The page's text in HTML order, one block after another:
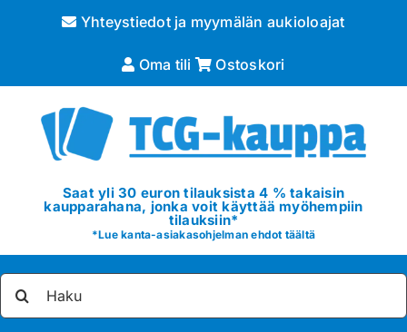
Yhteystiedot ja myymälän aukioloajat
Oma tili Ostoskori
Saat yli 30 euron tilauksista 4 % takaisin
kaupparahana, jonka voit käyttää myöhempiin
tilauksiin*
*Lue kanta-asiakasohjelman ehdot täältä